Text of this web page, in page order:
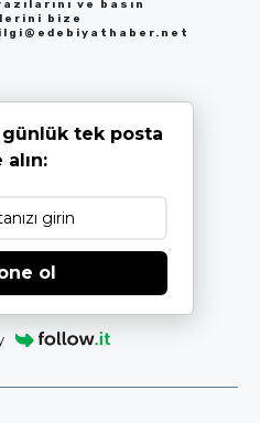
ve basın
bize
tek posta
alın:
ol